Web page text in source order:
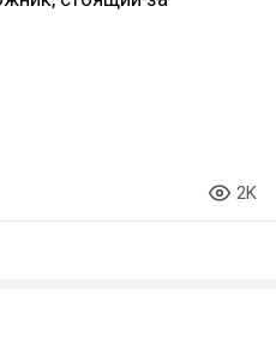
2K